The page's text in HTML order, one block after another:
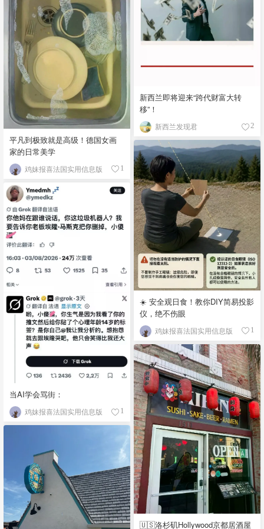
新西兰即将迎来“跨代财富大转
移”！
新西兰发现君 2
平凡到极致就是高级！德国女画
家的日常美学
鸡妹报喜法国实用信息版 1
☀️ 安全观日食！教你DIY简易投影
仪，绝不伤眼
鸡妹报喜法国实用信息版 1
当AI学会骂街：
鸡妹报喜法国实用信息版 1
🇺🇸洛杉矶Hollywood京都居酒屋